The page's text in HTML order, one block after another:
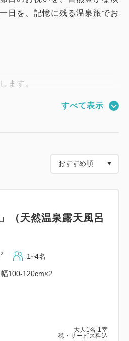
日を、記憶に残る温泉旅でお
ます。
た「御食国（みけつくに）」
豊かな山海の恵みは、四季
方です。私たちはこの“和の
酵の技を取り入れながら一皿
す。
を眺めながら淡路島の季節を
翌日6:00~10:00
む「洗心の湯」。内風呂も露
すべて表示
大人 1 名 1 室
税・サービス料込
（天然温泉露天風呂
2 1~4名
100-120cm×2